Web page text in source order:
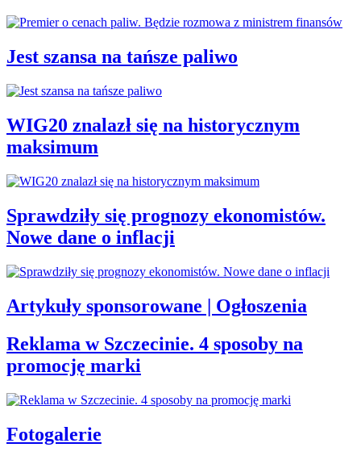
Jest szansa na tańsze paliwo
WIG20 znalazł się na historycznym
maksimum
Sprawdziły się prognozy ekonomistów.
Nowe dane o inflacji
Artykuły sponsorowane | Ogłoszenia
Reklama w Szczecinie. 4 sposoby na
promocję marki
Fotogalerie